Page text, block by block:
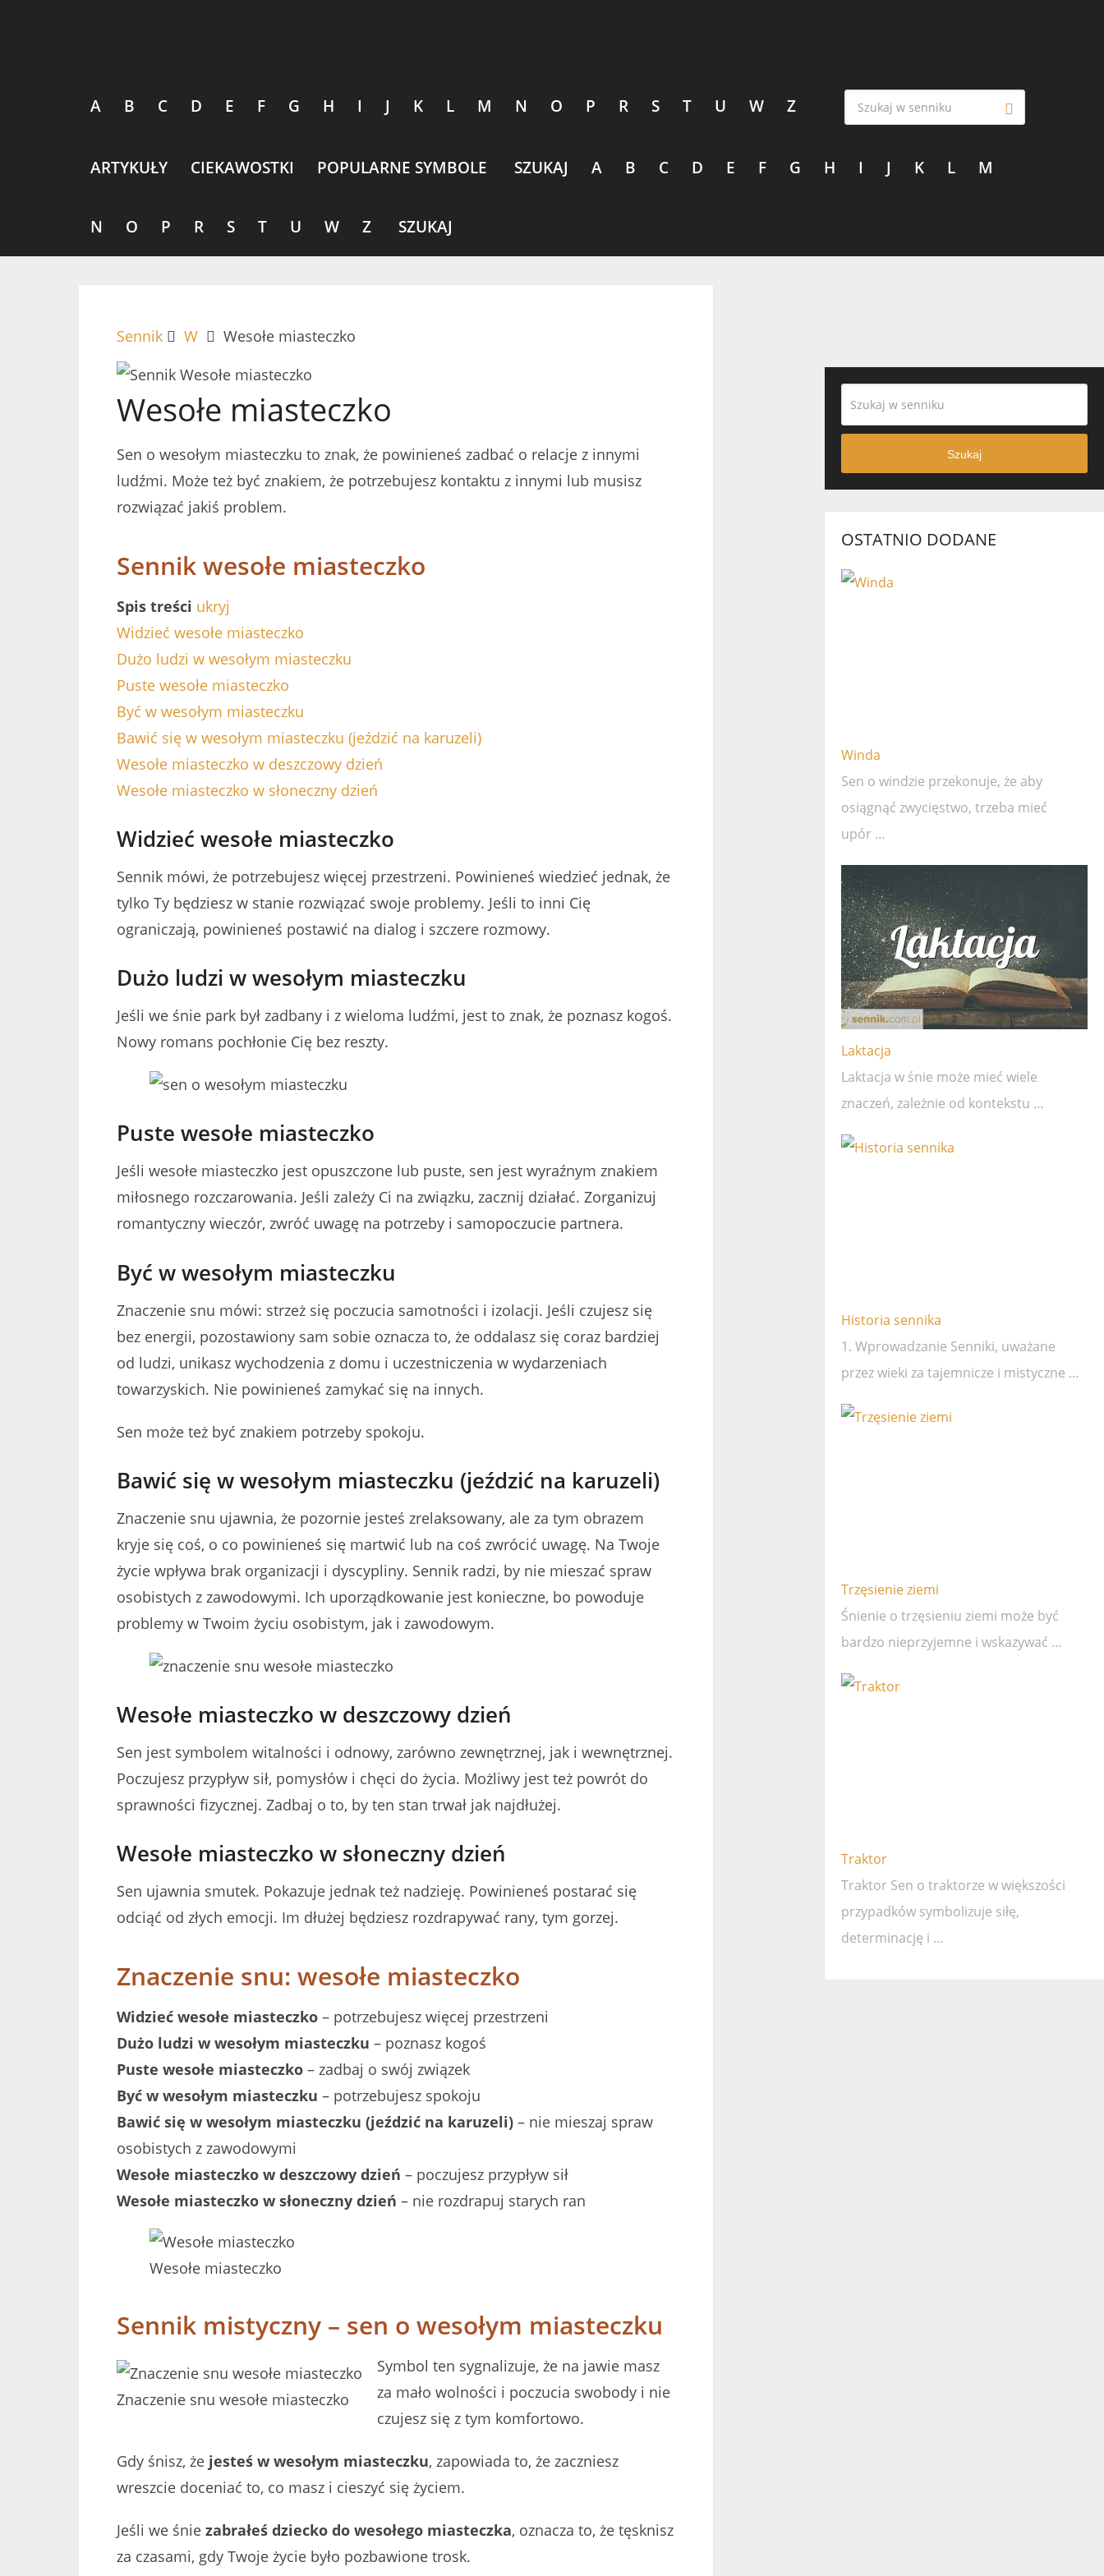
A B C D E F G H I J K L M N O P R S T U W Z
ARTYKUŁY CIEKAWOSTKI POPULARNE SYMBOLE SZUKAJ A B C D E F G H I J K L M
N O P R S T U W Z SZUKAJ
Sennik W Wesołe miasteczko
Wesołe miasteczko
Sen o wesołym miasteczku to znak, że powinieneś zadbać o relacje z innymi
ludźmi. Może też być znakiem, że potrzebujesz kontaktu z innymi lub musisz
rozwiązać jakiś problem.
Sennik wesołe miasteczko
Spis treści ukryj
Widzieć wesołe miasteczko
Dużo ludzi w wesołym miasteczku
Puste wesołe miasteczko
Być w wesołym miasteczku
Bawić się w wesołym miasteczku (jeździć na karuzeli)
Wesołe miasteczko w deszczowy dzień
Wesołe miasteczko w słoneczny dzień
Widzieć wesołe miasteczko
Sennik mówi, że potrzebujesz więcej przestrzeni. Powinieneś wiedzieć jednak, że
tylko Ty będziesz w stanie rozwiązać swoje problemy. Jeśli to inni Cię
ograniczają, powinieneś postawić na dialog i szczere rozmowy.
Dużo ludzi w wesołym miasteczku
Jeśli we śnie park był zadbany i z wieloma ludźmi, jest to znak, że poznasz kogoś.
Nowy romans pochłonie Cię bez reszty.
Puste wesołe miasteczko
Jeśli wesołe miasteczko jest opuszczone lub puste, sen jest wyraźnym znakiem
miłosnego rozczarowania. Jeśli zależy Ci na związku, zacznij działać. Zorganizuj
romantyczny wieczór, zwróć uwagę na potrzeby i samopoczucie partnera.
Być w wesołym miasteczku
Znaczenie snu mówi: strzeż się poczucia samotności i izolacji. Jeśli czujesz się
bez energii, pozostawiony sam sobie oznacza to, że oddalasz się coraz bardziej
od ludzi, unikasz wychodzenia z domu i uczestniczenia w wydarzeniach
towarzyskich. Nie powinieneś zamykać się na innych.
Sen może też być znakiem potrzeby spokoju.
Bawić się w wesołym miasteczku (jeździć na karuzeli)
Znaczenie snu ujawnia, że pozornie jesteś zrelaksowany, ale za tym obrazem
kryje się coś, o co powinieneś się martwić lub na coś zwrócić uwagę. Na Twoje
życie wpływa brak organizacji i dyscypliny. Sennik radzi, by nie mieszać spraw
osobistych z zawodowymi. Ich uporządkowanie jest konieczne, bo powoduje
problemy w Twoim życiu osobistym, jak i zawodowym.
Wesołe miasteczko w deszczowy dzień
Sen jest symbolem witalności i odnowy, zarówno zewnętrznej, jak i wewnętrznej.
Poczujesz przypływ sił, pomysłów i chęci do życia. Możliwy jest też powrót do
sprawności fizycznej. Zadbaj o to, by ten stan trwał jak najdłużej.
Wesołe miasteczko w słoneczny dzień
Sen ujawnia smutek. Pokazuje jednak też nadzieję. Powinieneś postarać się
odciąć od złych emocji. Im dłużej będziesz rozdrapywać rany, tym gorzej.
Znaczenie snu: wesołe miasteczko
Widzieć wesołe miasteczko – potrzebujesz więcej przestrzeni
Dużo ludzi w wesołym miasteczku – poznasz kogoś
Puste wesołe miasteczko – zadbaj o swój związek
Być w wesołym miasteczku – potrzebujesz spokoju
Bawić się w wesołym miasteczku (jeździć na karuzeli) – nie mieszaj spraw
osobistych z zawodowymi
Wesołe miasteczko w deszczowy dzień – poczujesz przypływ sił
Wesołe miasteczko w słoneczny dzień – nie rozdrapuj starych ran
Wesołe miasteczko
Sennik mistyczny – sen o wesołym miasteczku
Znaczenie snu wesołe miasteczko
Symbol ten sygnalizuje, że na jawie masz
za mało wolności i poczucia swobody i nie
czujesz się z tym komfortowo.
Gdy śnisz, że jesteś w wesołym miasteczku, zapowiada to, że zaczniesz
wreszcie doceniać to, co masz i cieszyć się życiem.
Jeśli we śnie zabrałeś dziecko do wesołego miasteczka, oznacza to, że tęsknisz
za czasami, gdy Twoje życie było pozbawione trosk.
Szukaj
OSTATNIO DODANE
Winda
Sen o windzie przekonuje, że ​​aby
osiągnąć zwycięstwo, trzeba mieć
upór …
Laktacja
Laktacja w śnie może mieć wiele
znaczeń, zależnie od kontekstu …
Historia sennika
1. Wprowadzanie Senniki, uważane
przez wieki za tajemnicze i mistyczne …
Trzęsienie ziemi
Śnienie o trzęsieniu ziemi może być
bardzo nieprzyjemne i wskazywać …
Traktor
Traktor Sen o traktorze w większości
przypadków symbolizuje siłę,
determinację i …